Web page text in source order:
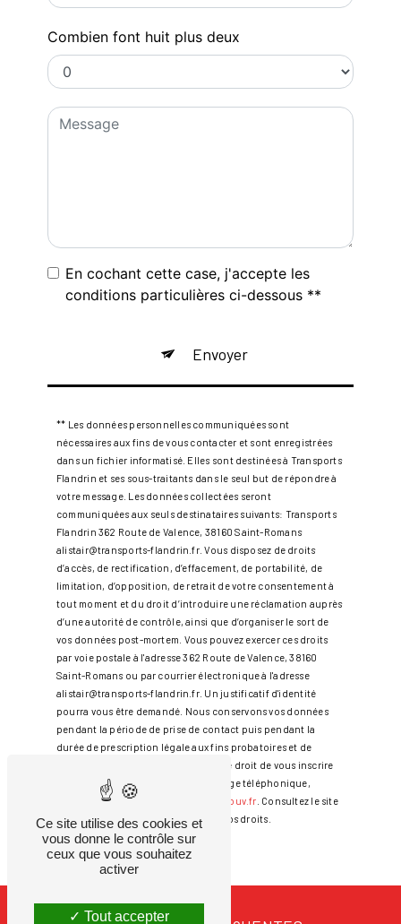
Combien font huit plus deux
En cochant cette case, j'accepte les
conditions particulières ci-dessous **
Envoyer
** Les données personnelles communiquées sont
nécessaires aux fins de vous contacter et sont enregistrées
dans un fichier informatisé. Elles sont destinées à Transports
Flandrin et ses sous-traitants dans le seul but de répondre à
votre message. Les données collectées seront
communiquées aux seuls destinataires suivants: Transports
Flandrin 362 Route de Valence, 38160 Saint-Romans
alistair@transports-flandrin.fr. Vous disposez de droits
d’accès, de rectification, d’effacement, de portabilité, de
limitation, d’opposition, de retrait de votre consentement à
tout moment et du droit d’introduire une réclamation auprès
d’une autorité de contrôle, ainsi que d’organiser le sort de
vos données post-mortem. Vous pouvez exercer ces droits
par voie postale à l'adresse 362 Route de Valence, 38160
Saint-Romans ou par courrier électronique à l'adresse
alistair@transports-flandrin.fr. Un justificatif d'identité
pourra vous être demandé. Nous conservons vos données
pendant la période de prise de contact puis pendant la
durée de prescription légale aux fins probatoires et de
gestion des contentieux. Vous avez le droit de vous inscrire
sur la liste d'opposition au démarchage téléphonique,
disponible à cette adresse:
Bloctel.gouv.fr . Consultez le site
cnil.fr pour plus d’informations sur vos droits.
Ce site utilise des cookies et
vous donne le contrôle sur
ceux que vous souhaitez
activer
Tout accepter